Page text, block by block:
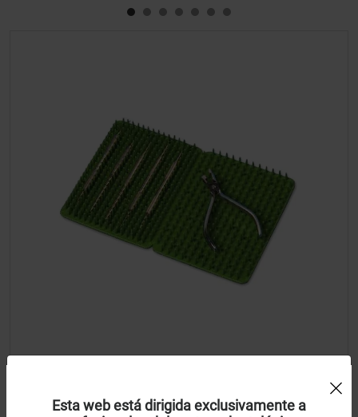
Alfombra silicona 28 x 18 cm
Esta web está dirigida exclusivamente a